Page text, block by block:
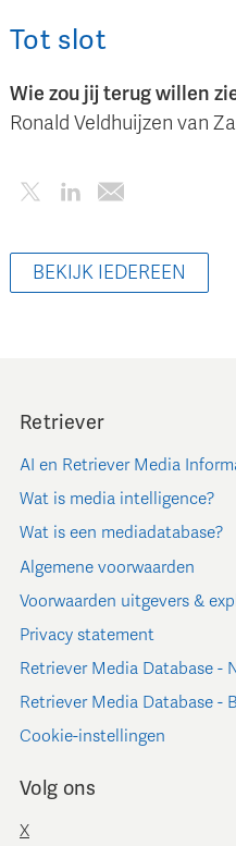
Tot slot
Wie zou jij terug willen
Ronald Veldhuijzen van
BEKIJK IEDEREEN
Retriever
AI en Retriever Media
Wat is media intelligence?
Wat is een mediadatabase?
Algemene voorwaarden
Voorwaarden uitgevers &
Privacy statement
Retriever Media Database -
Retriever Media Database -
Cookie-instellingen
Volg ons
X